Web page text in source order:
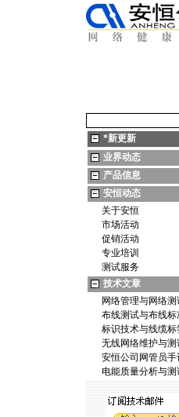
*新更新
业界动态
产品信息
安恒动态
关于安恒
市场活动
促销活动
专业培训
测试服务
技术文章
网络管理与网络测
布线测试与布线标
标识技术与线缆标
无线网络维护与测
安恒公司网管员手
电能质量分析与测